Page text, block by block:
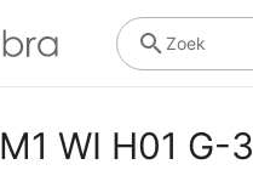
Zoek
M1 WI H01 G-3